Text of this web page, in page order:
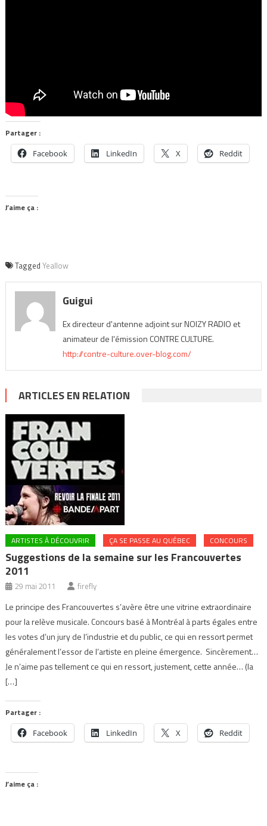
Partager :
Facebook LinkedIn X Reddit
J’aime ça :
Tagged Yeallow
Guigui
Ex directeur d'antenne adjoint sur NOIZY RADIO et
animateur de l'émission CONTRE CULTURE.
http://contre-culture.over-blog.com/
ARTICLES EN RELATION
ARTISTES À DÉCOUVRIR ÇA SE PASSE AU QUÉBEC CONCOURS
Suggestions de la semaine sur les Francouvertes
2011
29 mai 2011 firefly
Le principe des Francouvertes s’avère être une vitrine extraordinaire
pour la relève musicale. Concours basé à Montréal à parts égales entre
les votes d’un jury de l’industrie et du public, ce qui en ressort permet
généralement l’essor de l’artiste en pleine émergence. Sincèrement…
Je n’aime pas tellement ce qui en ressort, justement, cette année… (la
[…]
Partager :
Facebook LinkedIn X Reddit
J’aime ça :